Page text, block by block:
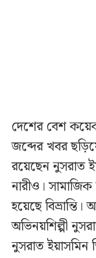
দেশের বেশ
জব্দের খবর
রয়েছেন নুসরাত
নারীও।
হয়েছে
অভিনয়শিল্পী
নুসরাত ইয়াসমিন